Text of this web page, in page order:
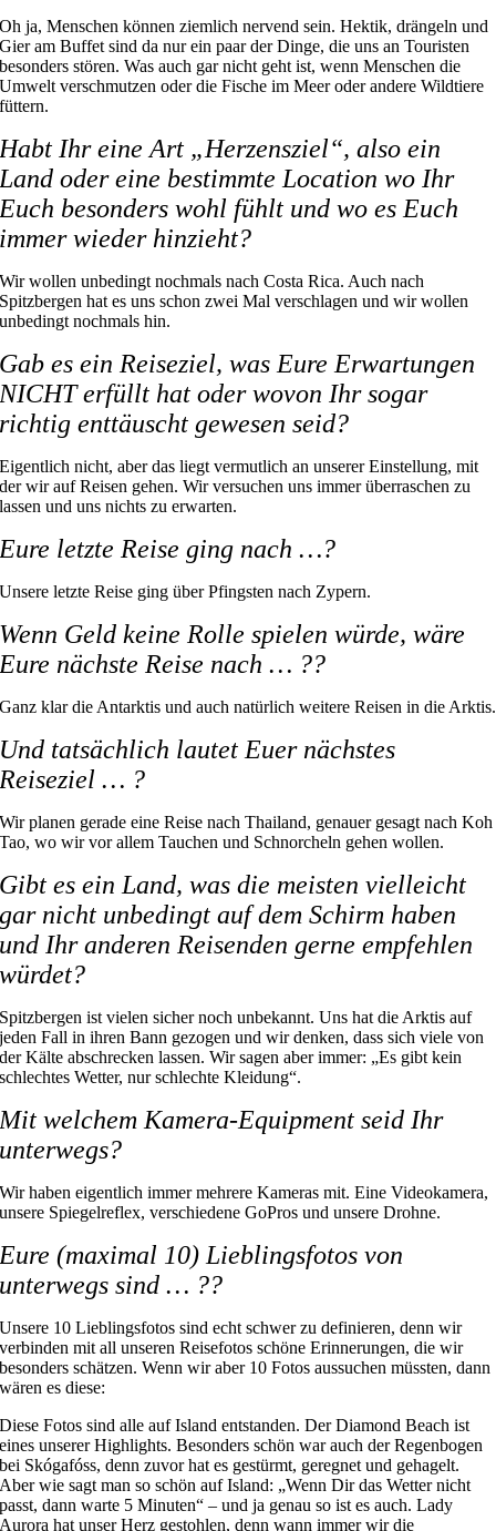
Oh ja, Menschen können ziemlich nervend sein. Hektik, drängeln und
Gier am Buffet sind da nur ein paar der Dinge, die uns an Touristen
besonders stören. Was auch gar nicht geht ist, wenn Menschen die
Umwelt verschmutzen oder die Fische im Meer oder andere Wildtiere
füttern.
Habt Ihr eine Art „Herzensziel“, also ein
Land oder eine bestimmte Location wo Ihr
Euch besonders wohl fühlt und wo es Euch
immer wieder hinzieht?
Wir wollen unbedingt nochmals nach Costa Rica. Auch nach
Spitzbergen hat es uns schon zwei Mal verschlagen und wir wollen
unbedingt nochmals hin.
Gab es ein Reiseziel, was Eure Erwartungen
NICHT erfüllt hat oder wovon Ihr sogar
richtig enttäuscht gewesen seid?
Eigentlich nicht, aber das liegt vermutlich an unserer Einstellung, mit
der wir auf Reisen gehen. Wir versuchen uns immer überraschen zu
lassen und uns nichts zu erwarten.
Eure letzte Reise ging nach …?
Unsere letzte Reise ging über Pfingsten nach Zypern.
Wenn Geld keine Rolle spielen würde, wäre
Eure nächste Reise nach … ??
Ganz klar die Antarktis und auch natürlich weitere Reisen in die Arktis.
Und tatsächlich lautet Euer nächstes
Reiseziel … ?
Wir planen gerade eine Reise nach Thailand, genauer gesagt nach Koh
Tao, wo wir vor allem Tauchen und Schnorcheln gehen wollen.
Gibt es ein Land, was die meisten vielleicht
gar nicht unbedingt auf dem Schirm haben
und Ihr anderen Reisenden gerne empfehlen
würdet?
Spitzbergen ist vielen sicher noch unbekannt. Uns hat die Arktis auf
jeden Fall in ihren Bann gezogen und wir denken, dass sich viele von
der Kälte abschrecken lassen. Wir sagen aber immer: „Es gibt kein
schlechtes Wetter, nur schlechte Kleidung“.
Mit welchem Kamera-Equipment seid Ihr
unterwegs?
Wir haben eigentlich immer mehrere Kameras mit. Eine Videokamera,
unsere Spiegelreflex, verschiedene GoPros und unsere Drohne.
Eure (maximal 10) Lieblingsfotos von
unterwegs sind … ??
Unsere 10 Lieblingsfotos sind echt schwer zu definieren, denn wir
verbinden mit all unseren Reisefotos schöne Erinnerungen, die wir
besonders schätzen. Wenn wir aber 10 Fotos aussuchen müssten, dann
wären es diese:
Diese Fotos sind alle auf Island entstanden. Der Diamond Beach ist
eines unserer Highlights. Besonders schön war auch der Regenbogen
bei Skógafóss, denn zuvor hat es gestürmt, geregnet und gehagelt.
Aber wie sagt man so schön auf Island: „Wenn Dir das Wetter nicht
passt, dann warte 5 Minuten“ – und ja genau so ist es auch. Lady
Aurora hat unser Herz gestohlen, denn wann immer wir die